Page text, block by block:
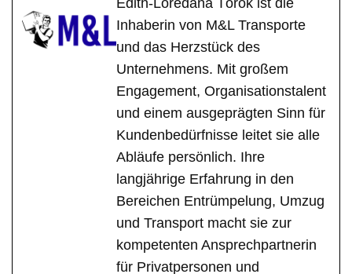
Inhaberin von M&L Transporte
und das Herzstück des
Unternehmens. Mit großem
Engagement, Organisationstalent
und einem ausgeprägten Sinn für
Kundenbedürfnisse leitet sie alle
Abläufe persönlich. Ihre
langjährige Erfahrung in den
Bereichen Entrümpelung, Umzug
und Transport macht sie zur
kompetenten Ansprechpartnerin
für Privatpersonen und